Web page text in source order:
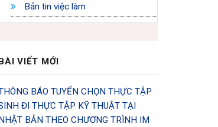
Bản tin việc làm
VIẾT MỚI
BÁO TUYỂN CHỌN THỰC TẬP
ĐI THỰC TẬP KỸ THUẬT TẠI
BẢN THEO CHƯƠNG TRÌNH IM